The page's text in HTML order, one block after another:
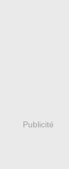
Publicité